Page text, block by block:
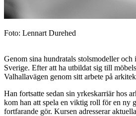
Foto: Lennart Durehed
Genom sina hundratals stolsmodeller
Sverige. Efter att ha utbildat sig till
Valhallavägen genom sitt arbete på
Han fortsatte sedan sin yrkeskarriär hos
kom han att spela en viktig roll för en ny
fortfarande gör. Kursen adresserar